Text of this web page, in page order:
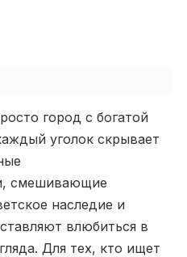
город с богатой
уголок скрывает
смешивающие
наследие и
влюбиться в
Для тех, кто ищет